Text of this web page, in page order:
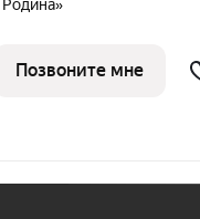
Позвоните мне